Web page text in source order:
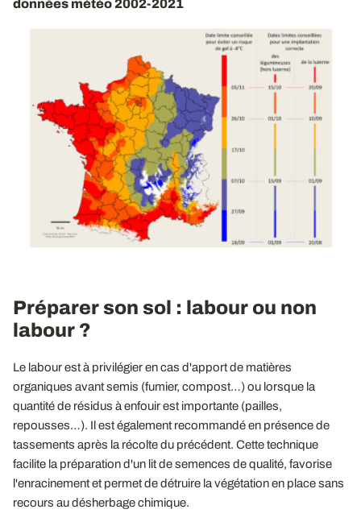
données météo 2002-2021
Préparer son sol : labour ou non
labour ?
Le labour est à privilégier en cas d'apport de matières
organiques avant semis (fumier, compost…) ou lorsque la
quantité de résidus à enfouir est importante (pailles,
repousses…). Il est également recommandé en présence de
tassements après la récolte du précédent. Cette technique
facilite la préparation d'un lit de semences de qualité, favorise
l'enracinement et permet de détruire la végétation en place sans
recours au désherbage chimique.